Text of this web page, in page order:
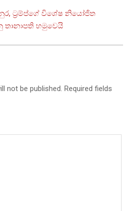
ට්‍රම්ප්ගේ විශේෂ නියෝජිත
තානාපති හමුවෙයි
not be published. Required fields